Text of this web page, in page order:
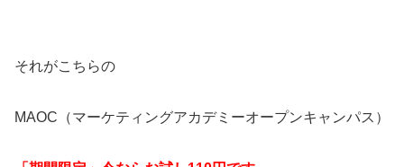
それがこちらの
MAOC（マーケティングアカデミーオープンキャンパス）